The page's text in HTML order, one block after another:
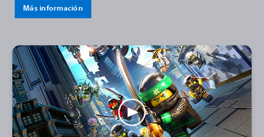
Más información